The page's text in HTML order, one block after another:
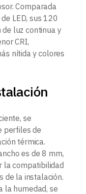
Comparada
LED, sus 120
luz continua y
CRI,
nítida y colores
se
perfiles de
térmica.
es de 8 mm,
la compatibilidad
de la instalación.
la humedad, se